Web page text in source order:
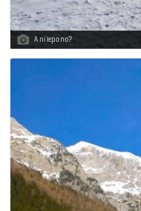
A ni lepo no?